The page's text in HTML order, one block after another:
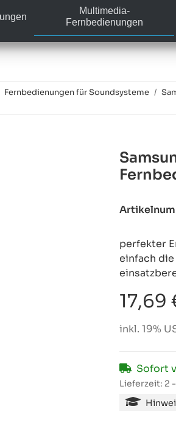
Multimedia-
Fernbedienungen
Fernbedienungen für Soundsysteme
perfekter
einfach
17,69
inkl. 19%
Sofort
Lieferzeit: 2